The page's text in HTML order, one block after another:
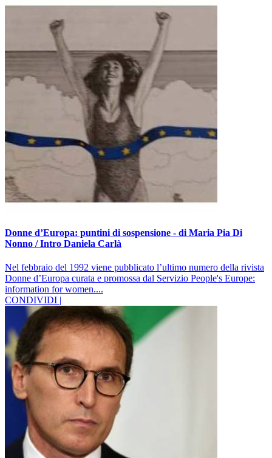
Donne d’Europa: puntini di sospensione - di Maria Pia Di
Nonno / Intro Daniela Carlà
Nel febbraio del 1992 viene pubblicato l’ultimo numero della rivista
Donne d’Europa curata e promossa dal Servizio People's Europe:
information for women....
CONDIVIDI |